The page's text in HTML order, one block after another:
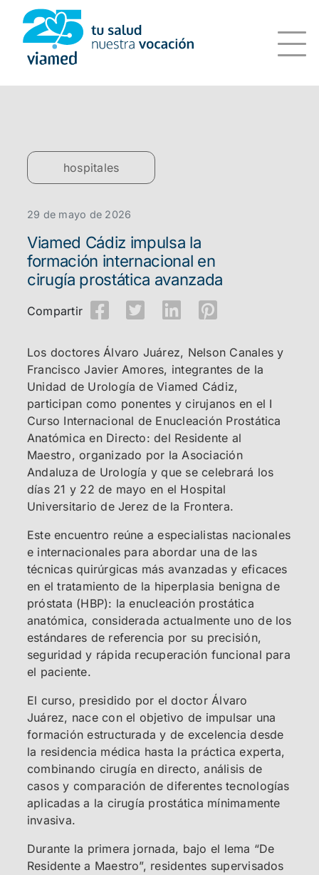
Saltar
contenido
hospitales
29 de mayo de 2026
Viamed Cádiz impulsa la
formación internacional en
cirugía prostática avanzada
Compartir
Los doctores Álvaro Juárez, Nelson Canales y
Francisco Javier Amores, integrantes de la
Unidad de Urología de Viamed Cádiz,
participan como ponentes y cirujanos en el I
Curso Internacional de Enucleación Prostática
Anatómica en Directo: del Residente al
Maestro, organizado por la Asociación
Andaluza de Urología y que se celebrará los
días 21 y 22 de mayo en el Hospital
Universitario de Jerez de la Frontera.
Este encuentro reúne a especialistas nacionales
e internacionales para abordar una de las
técnicas quirúrgicas más avanzadas y eficaces
en el tratamiento de la hiperplasia benigna de
próstata (HBP): la enucleación prostática
anatómica, considerada actualmente uno de los
estándares de referencia por su precisión,
seguridad y rápida recuperación funcional para
el paciente.
El curso, presidido por el doctor Álvaro
Juárez, nace con el objetivo de impulsar una
formación estructurada y de excelencia desde
la residencia médica hasta la práctica experta,
combinando cirugía en directo, análisis de
casos y comparación de diferentes tecnologías
aplicadas a la cirugía prostática mínimamente
invasiva.
Durante la primera jornada, bajo el lema “De
Residente a Maestro”, residentes supervisados